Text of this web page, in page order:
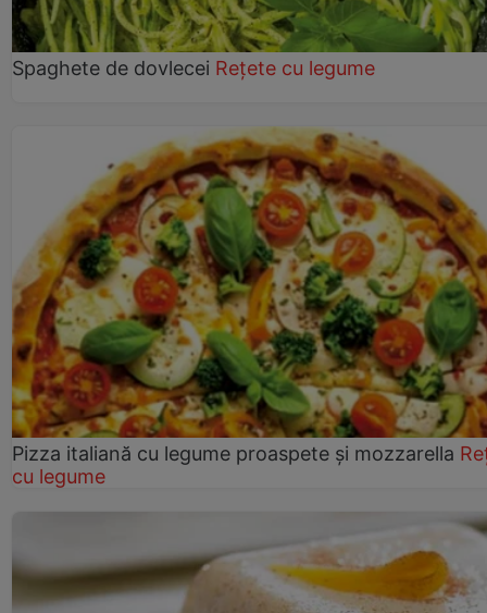
Spaghete de dovlecei Rețete cu legume
Pizza italiană cu legume proaspete și mozzarella
cu legume